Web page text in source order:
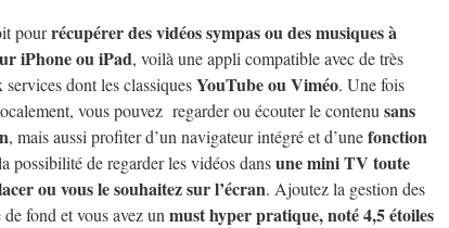
pourrécupérer des vidéos sympas ou des musiques à
iPhone ou iPad, voilà une appli compatible avec de très
dont les classiquesYouTube ou Viméo. Une fois
vous pouvez regarder ou écouter le contenu sans
, mais aussi profiter d’un navigateur intégré et d’unefonction
possibilité de regarder les vidéos dansune mini TV toute
ou vous le souhaitez sur l’écran. Ajoutez la gestion des
fond et vous avez un must hyper pratique, noté 4,5 étoiles